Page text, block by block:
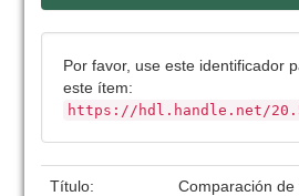
Por favor, use este identificador
este ítem:
https://hdl.handle.net/
Título:
Comparación